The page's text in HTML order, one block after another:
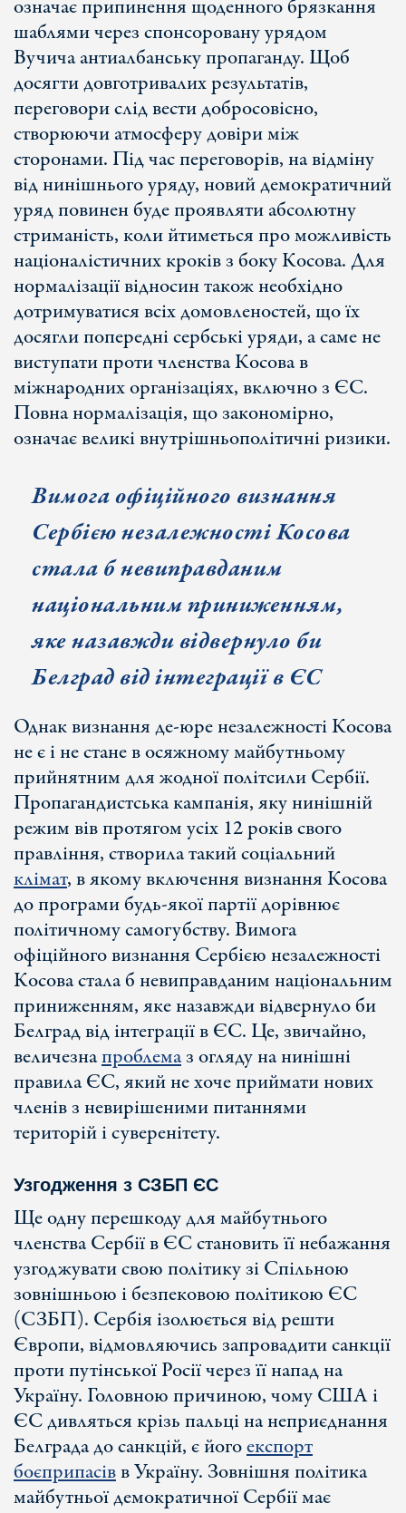
означає припинення щоденного брязкання
шаблями через спонсоровану урядом
Вучича антиалбанську пропаганду. Щоб
досягти довготривалих результатів,
переговори слід вести добросовісно,
створюючи атмосферу довіри між
сторонами. Під час переговорів, на відміну
від нинішнього уряду, новий демократичний
уряд повинен буде проявляти абсолютну
стриманість, коли йтиметься про можливість
націоналістичних кроків з боку Косова. Для
нормалізації відносин також необхідно
дотримуватися всіх домовленостей, що їх
досягли попередні сербські уряди, а саме не
виступати проти членства Косова в
міжнародних організаціях, включно з ЄС.
Повна нормалізація, що закономірно,
означає великі внутрішньополітичні ризики.
Вимога офіційного визнання
Сербією незалежності Косова
стала б невиправданим
національним приниженням,
яке назавжди відвернуло би
Белград від інтеграції в ЄС
Однак визнання де-юре незалежності Косова
не є і не стане в осяжному майбутньому
прийнятним для жодної політсили Сербії.
Пропагандистська кампанія, яку нинішній
режим вів протягом усіх 12 років свого
правління, створила такий соціальний
клімат, в якому включення визнання Косова
до програми будь-якої партії дорівнює
політичному самогубству. Вимога
офіційного визнання Сербією незалежності
Косова стала б невиправданим національним
приниженням, яке назавжди відвернуло би
Белград від інтеграції в ЄС. Це, звичайно,
величезнапроблемаз огляду на нинішні
правила ЄС, який не хоче приймати нових
членів з невирішеними питаннями
територій і суверенітету.
Узгодження з СЗБП ЄС
Ще одну перешкоду для майбутнього
членства Сербії в ЄС становить її небажання
узгоджувати свою політику зі Спільною
зовнішньою і безпековою політикою ЄС
(СЗБП). Сербія ізолюється від решти
Європи, відмовляючись запровадити санкції
проти путінської Росії через її напад на
Україну. Головною причиною, чому США і
ЄС дивляться крізь пальці на неприєднання
Белграда до санкцій, є йогоекспорт
боєприпасівв Україну. Зовнішня політика
майбутньої демократичної Сербії має